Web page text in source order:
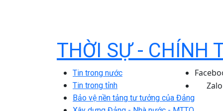
THỜI SỰ - CHÍNH
Tin trong nước
Tin trong tỉnh
Bảo vệ nền tảng tư tưởng của Đảng
Zalo